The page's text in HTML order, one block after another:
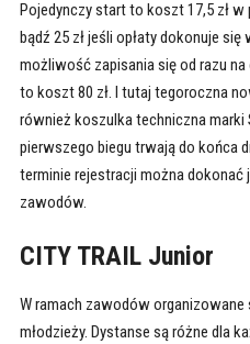
Pojedynczy start to koszt 17,5 zł
bądź 25 zł jeśli opłaty dokonuje
możliwość zapisania się od razu
to koszt 80 zł. I tutaj tegoroczna
również koszulka techniczna marki
pierwszego biegu trwają do końca
terminie rejestracji można dokonać
zawodów.
CITY TRAIL Junior
W ramach zawodów organizowane
młodzieży. Dystanse są różne dla